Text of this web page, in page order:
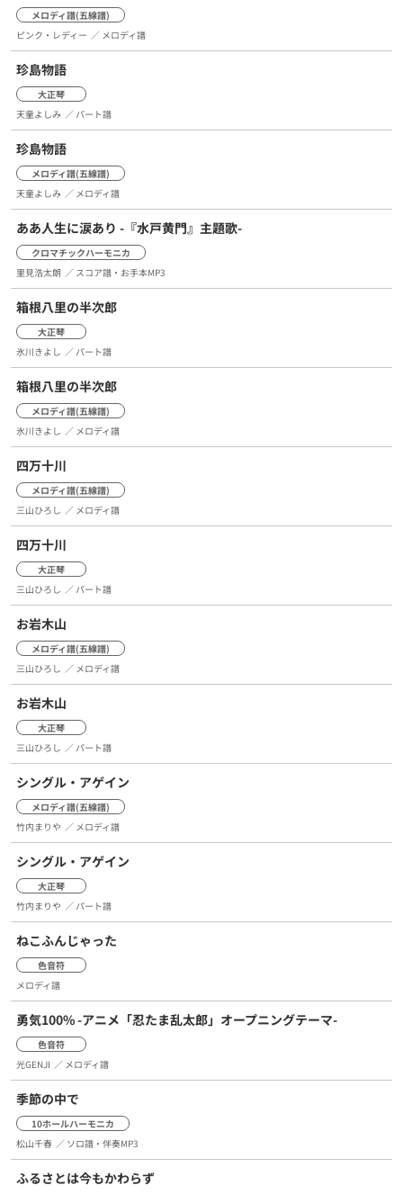
メロディ譜(五線譜)
ピンク・レディー ／ メロディ譜
珍島物語
大正琴
天童よしみ ／ パート譜
珍島物語
メロディ譜(五線譜)
天童よしみ ／ メロディ譜
ああ人生に涙あり -『水戸黄門』主題歌-
クロマチックハーモニカ
里見浩太朗 ／ スコア譜・お手本MP3
箱根八里の半次郎
大正琴
氷川きよし ／ パート譜
箱根八里の半次郎
メロディ譜(五線譜)
氷川きよし ／ メロディ譜
四万十川
メロディ譜(五線譜)
三山ひろし ／ メロディ譜
四万十川
大正琴
三山ひろし ／ パート譜
お岩木山
メロディ譜(五線譜)
三山ひろし ／ メロディ譜
お岩木山
大正琴
三山ひろし ／ パート譜
シングル・アゲイン
メロディ譜(五線譜)
竹内まりや ／ メロディ譜
シングル・アゲイン
大正琴
竹内まりや ／ パート譜
ねこふんじゃった
色音符
メロディ譜
勇気100% -アニメ「忍たま乱太郎」オープニングテーマ-
色音符
光GENJI ／ メロディ譜
季節の中で
10ホールハーモニカ
松山千春 ／ ソロ譜・伴奏MP3
ふるさとは今もかわらず